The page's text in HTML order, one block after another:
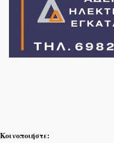
Κοινοποιήστε: